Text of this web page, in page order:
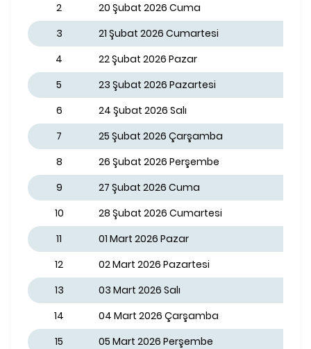
2
20 Şubat 2026 Cuma
3
21 Şubat 2026 Cumartesi
4
22 Şubat 2026 Pazar
5
23 Şubat 2026 Pazartesi
6
24 Şubat 2026 Salı
7
25 Şubat 2026 Çarşamba
8
26 Şubat 2026 Perşembe
9
27 Şubat 2026 Cuma
10
28 Şubat 2026 Cumartesi
11
01 Mart 2026 Pazar
12
02 Mart 2026 Pazartesi
13
03 Mart 2026 Salı
14
04 Mart 2026 Çarşamba
15
05 Mart 2026 Perşembe